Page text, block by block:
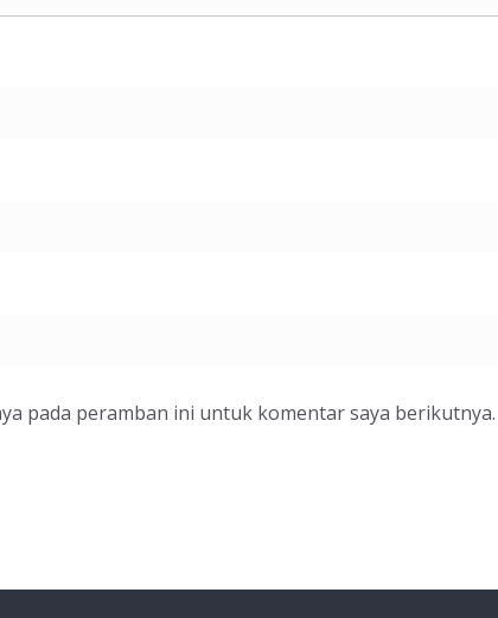
pada peramban ini untuk komentar saya berikutnya.